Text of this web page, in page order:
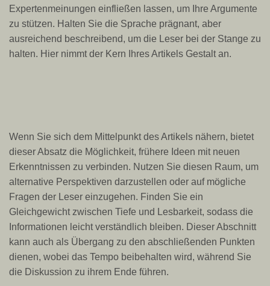
Expertenmeinungen einfließen lassen, um Ihre Argumente
zu stützen. Halten Sie die Sprache prägnant, aber
ausreichend beschreibend, um die Leser bei der Stange zu
halten. Hier nimmt der Kern Ihres Artikels Gestalt an.
Wenn Sie sich dem Mittelpunkt des Artikels nähern, bietet
dieser Absatz die Möglichkeit, frühere Ideen mit neuen
Erkenntnissen zu verbinden. Nutzen Sie diesen Raum, um
alternative Perspektiven darzustellen oder auf mögliche
Fragen der Leser einzugehen. Finden Sie ein
Gleichgewicht zwischen Tiefe und Lesbarkeit, sodass die
Informationen leicht verständlich bleiben. Dieser Abschnitt
kann auch als Übergang zu den abschließenden Punkten
dienen, wobei das Tempo beibehalten wird, während Sie
die Diskussion zu ihrem Ende führen.